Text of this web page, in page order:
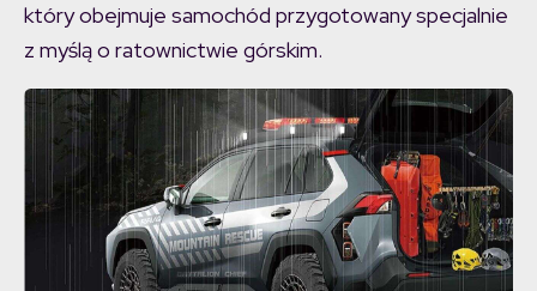
który obejmuje samochód przygotowany specjalnie
z myślą o ratownictwie górskim.